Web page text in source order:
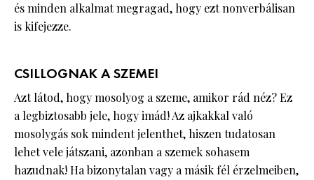
és minden alkalmat megragad, hogy ezt nonverbálisan
is kifejezze.
CSILLOGNAK A SZEMEI
Azt látod, hogy mosolyog a szeme, amikor rád néz? Ez
a legbiztosabb jele, hogy imád! Az ajkakkal való
mosolygás sok mindent jelenthet, hiszen tudatosan
lehet vele játszani, azonban a szemek sohasem
hazudnak! Ha bizonytalan vagy a másik fél érzelmeiben,